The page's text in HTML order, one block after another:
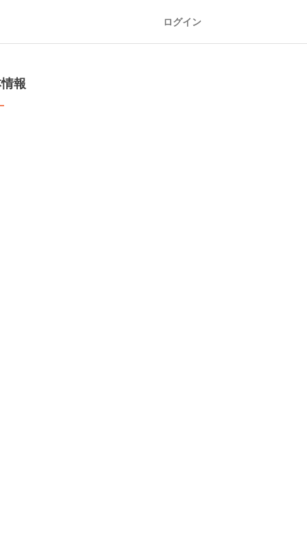
ログイン
報